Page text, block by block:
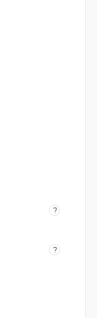
?
?